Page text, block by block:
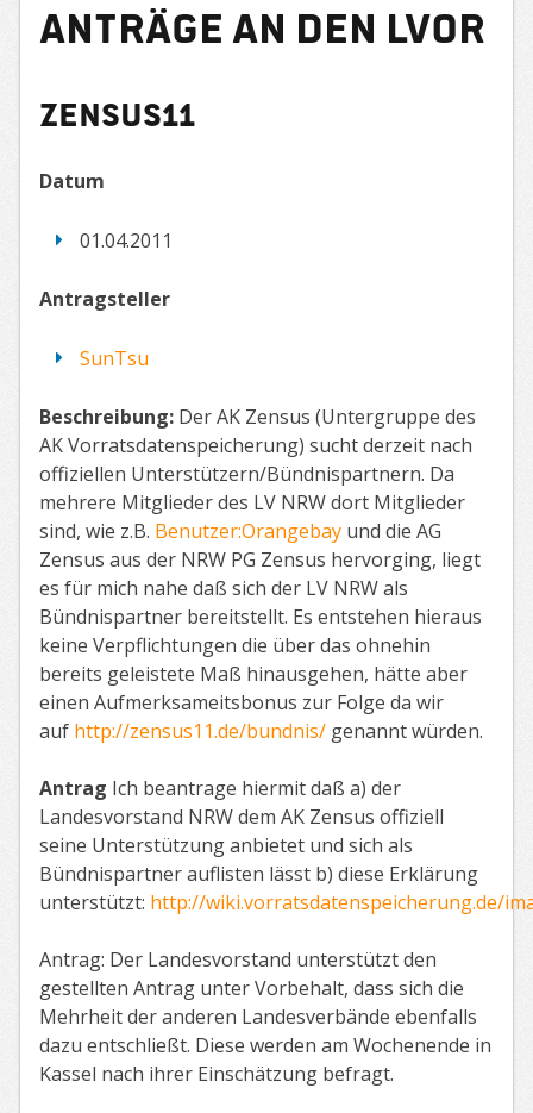
Anträge an den LVor
Zensus11
Datum
01.04.2011
Antragsteller
SunTsu
Beschreibung: Der AK Zensus (Untergruppe des
AK Vorratsdatenspeicherung) sucht derzeit nach
offiziellen Unterstützern/Bündnispartnern. Da
mehrere Mitglieder des LV NRW dort Mitglieder
sind, wie z.B. Benutzer:Orangebay und die AG
Zensus aus der NRW PG Zensus hervorging, liegt
es für mich nahe daß sich der LV NRW als
Bündnispartner bereitstellt. Es entstehen hieraus
keine Verpflichtungen die über das ohnehin
bereits geleistete Maß hinausgehen, hätte aber
einen Aufmerksameitsbonus zur Folge da wir
auf http://zensus11.de/bundnis/ genannt würden.
Antrag Ich beantrage hiermit daß a) der
Landesvorstand NRW dem AK Zensus offiziell
seine Unterstützung anbietet und sich als
Bündnispartner auflisten lässt b) diese Erklärung
unterstützt: http://wiki.vorratsdatenspeicherung.de/
Antrag: Der Landesvorstand unterstützt den
gestellten Antrag unter Vorbehalt, dass sich die
Mehrheit der anderen Landesverbände ebenfalls
dazu entschließt. Diese werden am Wochenende in
Kassel nach ihrer Einschätzung befragt.